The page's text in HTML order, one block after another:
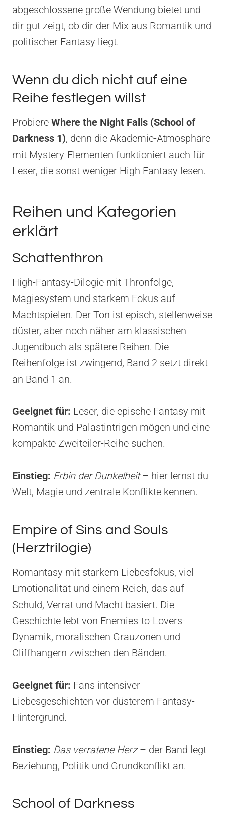
abgeschlossene große Wendung bietet und
dir gut zeigt, ob dir der Mix aus Romantik und
politischer Fantasy liegt.
Wenn du dich nicht auf eine
Reihe festlegen willst
Probiere Where the Night Falls (School of
Darkness 1), denn die Akademie-Atmosphäre
mit Mystery-Elementen funktioniert auch für
Leser, die sonst weniger High Fantasy lesen.
Reihen und Kategorien
erklärt
Schattenthron
High-Fantasy-Dilogie mit Thronfolge,
Magiesystem und starkem Fokus auf
Machtspielen. Der Ton ist episch, stellenweise
düster, aber noch näher am klassischen
Jugendbuch als spätere Reihen. Die
Reihenfolge ist zwingend, Band 2 setzt direkt
an Band 1 an.
Geeignet für: Leser, die epische Fantasy mit
Romantik und Palastintrigen mögen und eine
kompakte Zweiteiler-Reihe suchen.
Einstieg: Erbin der Dunkelheit– hier lernst du
Welt, Magie und zentrale Konflikte kennen.
Empire of Sins and Souls
(Herztrilogie)
Romantasy mit starkem Liebesfokus, viel
Emotionalität und einem Reich, das auf
Schuld, Verrat und Macht basiert. Die
Geschichte lebt von Enemies-to-Lovers-
Dynamik, moralischen Grauzonen und
Cliffhangern zwischen den Bänden.
Geeignet für: Fans intensiver
Liebesgeschichten vor düsterem Fantasy-
Hintergrund.
Einstieg: Das verratene Herz– der Band legt
Beziehung, Politik und Grundkonflikt an.
School of Darkness